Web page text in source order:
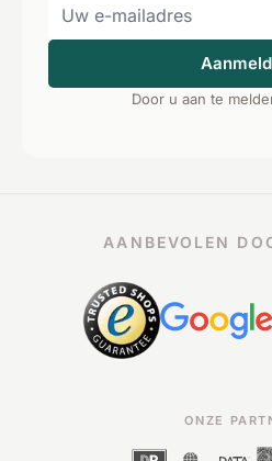
Door u aan te
AANBEVOLEN
ONZE